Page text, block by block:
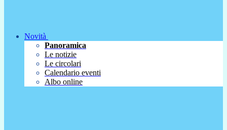
Novità
Panoramica
Le notizie
Le circolari
Calendario eventi
Albo online